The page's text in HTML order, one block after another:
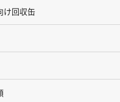
け回収缶